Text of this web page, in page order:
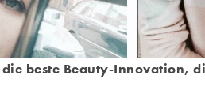
beste Beauty-Innovation,